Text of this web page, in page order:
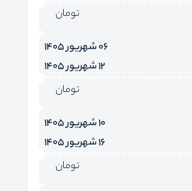
تومان
06 شهریور 1405
12 شهریور 1405
تومان
10 شهریور 1405
16 شهریور 1405
تومان